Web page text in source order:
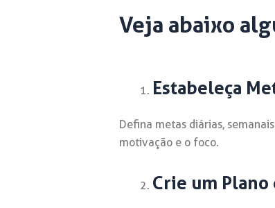
Veja abaixo
Estabeleça
Defina metas diárias,
motivação e o foco.
Crie um Plano